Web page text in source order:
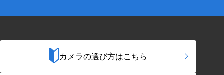
カメラの選び方はこちら